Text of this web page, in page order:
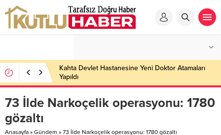
Kahta Devlet Hastanesine Yeni Doktor Atamaları
Yapıldı
73 İlde Narkoçelik operasyonu: 1780
gözaltı
Anasayfa » Gündem » 73 İlde Narkoçelik operasyonu: 1780 gözaltı